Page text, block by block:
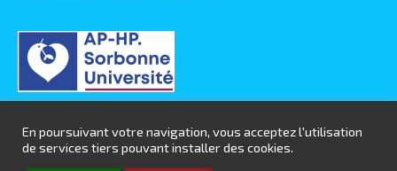
En poursuivant votre navigation, vous acceptez l'utilisation
de services tiers pouvant installer des cookies.